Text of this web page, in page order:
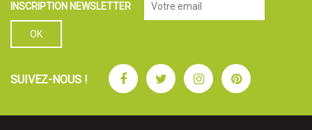
INSCRIPTION NEWSLETTER
SUIVEZ-NOUS ! FacebookTwitterInstagramPinterest